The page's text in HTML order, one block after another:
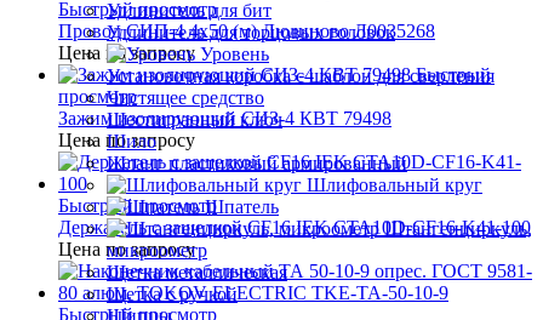
Удлинитель для бит
Удлинитель для торцовых головок
Уровень
Установочная коробка с шаблон для сверления
Чистящее средство
Шестигранный ключ
Шило
Шланг пластиковый армированный
Шлифовальный круг
Шпатель
Штангенциркуль,
микроометр
Щетка металлическая
Щетка с ручкой
Щипцы
Быстрый просмотр
Провод СИП-4 4х50 (м) Людиново Л0035268
Цена по запросу
Быстрый
просмотр
Зажим изолирующий СИЗ-4 КВТ 79498
Цена по запросу
Быстрый просмотр
Держатель с защелкой CF16 IEK CTA10D-CF16-K41-100
Цена по запросу
Быстрый просмотр